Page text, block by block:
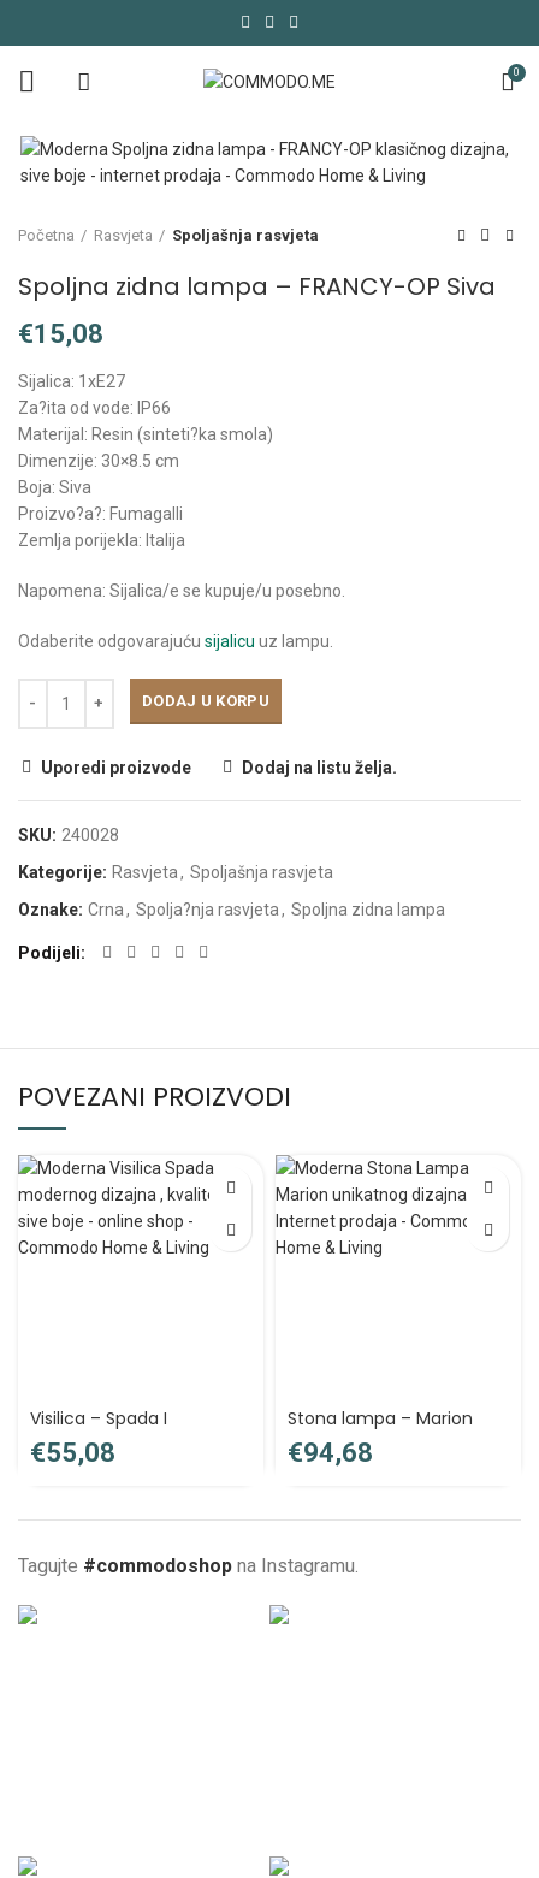
0
Početna Rasvjeta Spoljašnja rasvjeta
Spoljna zidna lampa – FRANCY-OP Siva
€
Sijalica: 1xE27
Za?ita od vode: IP66
Materijal: Resin (sinteti?ka smola)
Dimenzije: 30×8.5 cm
Boja: Siva
Proizvo?a?: Fumagalli
Zemlja porijekla: Italija
Napomena: Sijalica/e se kupuje/u posebno.
Odaberite odgovarajuću sijalicu uz lampu.
DODAJ U KORPU
Uporedi proizvode Dodaj na listu želja.
SKU: 240028
Kategorije: Rasvjeta, Spoljašnja rasvjeta
Oznake: Crna, Spolja?nja rasvjeta, Spoljna zidna lampa
Podijeli
POVEZANI PROIZVODI
Visilica – Spada I
€
Stona lampa – Marion
€
Tagujte #commodoshop na Instagramu.